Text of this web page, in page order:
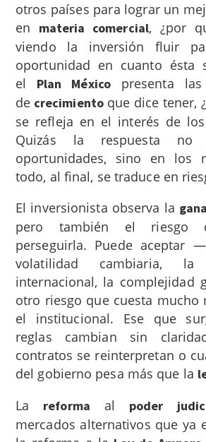
otros países para lograr un
en materia comercial, ¿por
viendo la inversión fluir
oportunidad en cuanto ésta
el Plan Méxicopresenta las
de crecimiento que dice tener,
se refleja en el interés de los
Quizás la respuesta
oportunidades, sino en los
todo, al final, se traduce en
El inversionista observa la
pero también el riesgo
perseguirla. Puede aceptar
volatilidad cambiaria, la
internacional, la complejidad
otro riesgo que cuesta mucho
el institucional. Ese que
reglas cambian sin
contratos se reinterpretan o
del gobierno pesa más que la
La reforma al poder
mercados alternativos que ya